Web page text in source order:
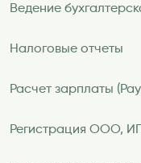
Ведение
Налоговые отчеты
Расчет зарплаты
Регистрация ООО, ИП